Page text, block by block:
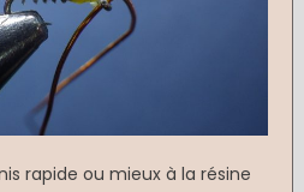
rapide ou mieux à la résine